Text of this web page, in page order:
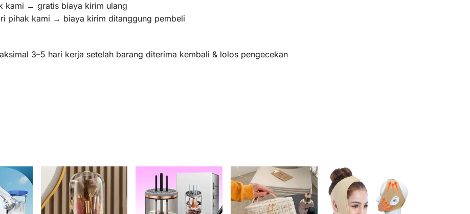
kami → gratis biaya kirim ulang
pihak kami → biaya kirim ditanggung pembeli
3–5 hari kerja setelah barang diterima kembali & lolos pengecekan